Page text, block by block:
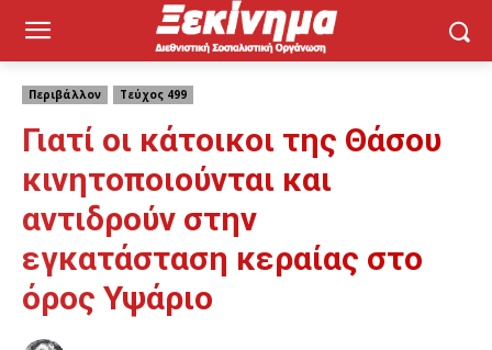
Περιβάλλον Τεύχος 499
Γιατί οι κάτοικοι της Θάσου
κινητοποιούνται και
αντιδρούν στην
εγκατάσταση κεραίας στο
όρος Υψάριο